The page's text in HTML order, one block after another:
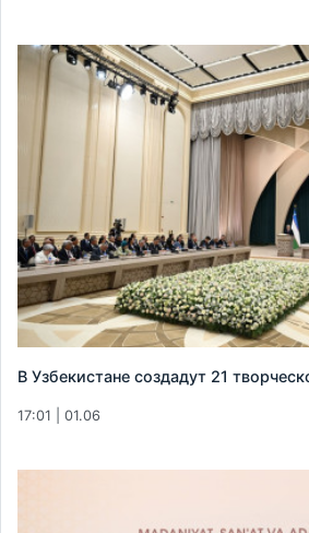
В Узбекистане создадут 21
17:01 | 01.06